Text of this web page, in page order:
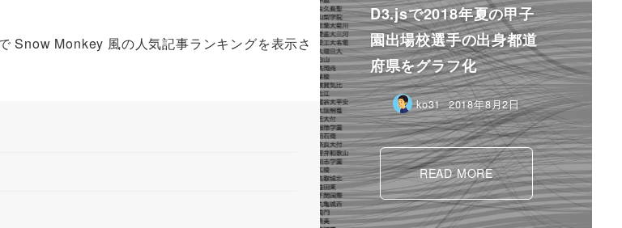
Snow Monkey 風の人気記事ランキングを表示さ
D3.jsで2018年夏の甲子
園出場校選手の出身都道
府県をグラフ化
ko31 2018年8月2日
READ MORE